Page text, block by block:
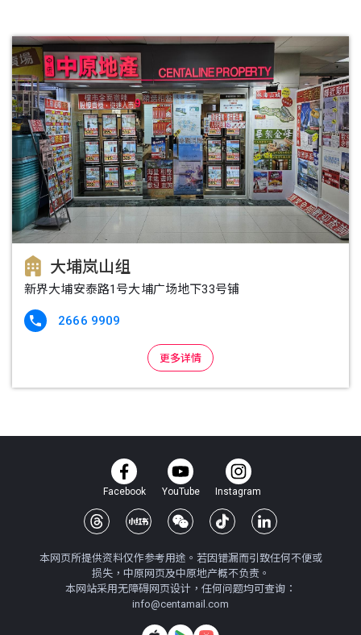
大埔岚山组
新界大埔安泰路1号大埔广场地下33号铺
 2666 9909
更多详情
Facebook YouTube Instagram
本网页所提供资料仅作参考用途。若因错漏而引致任何不便或
损失，中原网页及中原地产概不负责。
本网站采用无障碍网页设计，任何问题均可查询：
info@centamail.com